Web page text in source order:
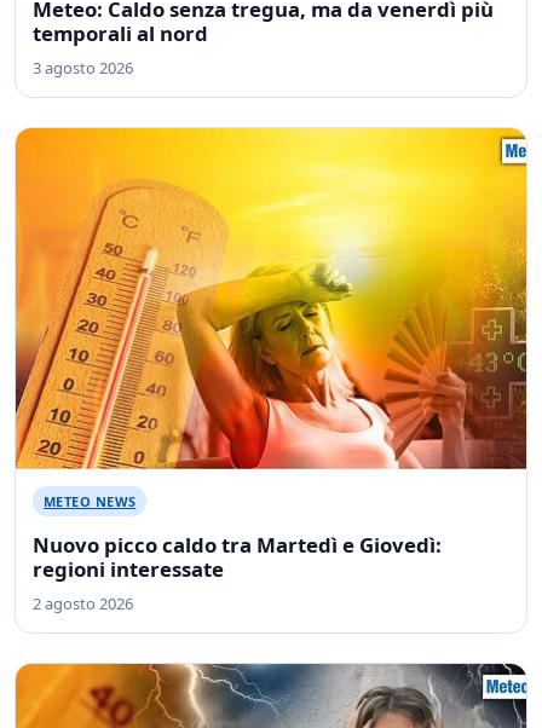
Meteo: Caldo senza tregua, ma da venerdì più
temporali al nord
3 agosto 2026
METEO NEWS
Nuovo picco caldo tra Martedì e Giovedì:
regioni interessate
2 agosto 2026